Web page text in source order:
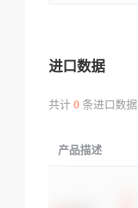
进口数据
共计 0条进口数据
产品描述